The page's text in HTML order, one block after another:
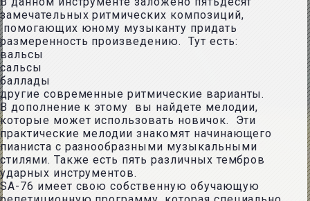
замечательных ритмических композиций,
помогающих юному музыканту придать
размеренность произведению. Тут есть:
вальсы
сальсы
баллады
другие современные ритмические варианты.
В дополнение к этому вы найдете мелодии,
которые может использовать новичок. Эти
практические мелодии знакомят начинающего
пианиста с разнообразными музыкальными
стилями. Также есть пять различных тембров
ударных инструментов.
SA-76 имеет свою собственную обучающую